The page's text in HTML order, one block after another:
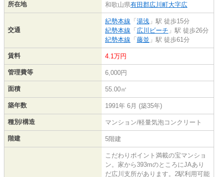
所在地 和歌山県有田郡広川町大字広
交通
紀勢本線 「 湯浅 」駅 徒歩15分
紀勢本線 「 広川ビーチ 」駅 徒歩26分
紀勢本線 「 藤並 」駅 徒歩61分
賃料 4.1万円
管理費等 6,000円
面積 55.00㎡
築年数 1991年 6月 (築35年)
種別/構造 マンション/軽量気泡コンクリート
階建 5階建
こだわりポイント満載の宝マンショ
ン。家から393mのところにJAあり
だ広川支所があります。2駅利用可能